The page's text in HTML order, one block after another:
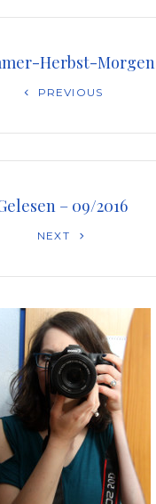
Herbst-Morgen
PREVIOUS
– 09/2016
NEXT